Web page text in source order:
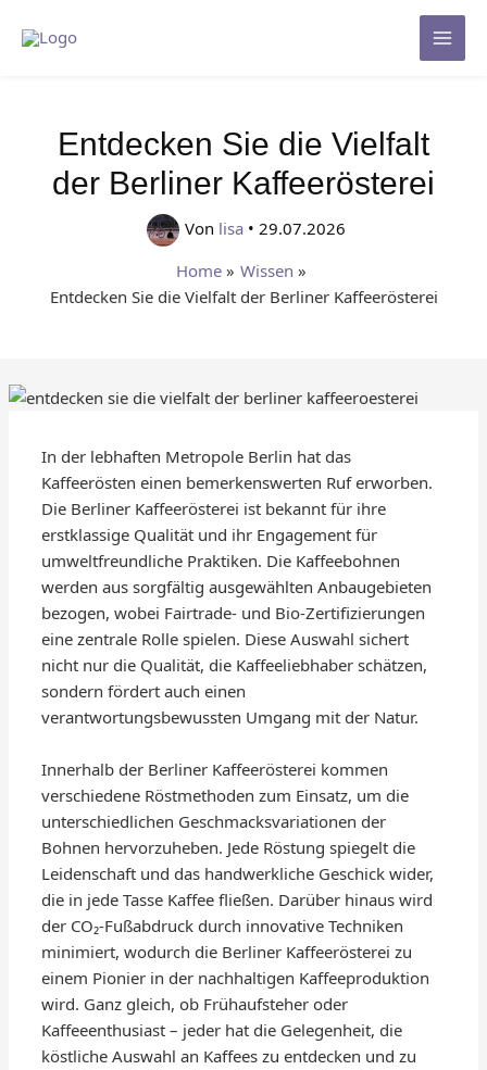
Inhalt
Main
Entdecken Sie die Vielfalt
der Berliner Kaffeerösterei
Von lisa • 29.07.2026
Home
Wissen
Entdecken Sie die Vielfalt der Berliner Kaffeerösterei
In der lebhaften Metropole Berlin hat das
Kaffeerösten einen bemerkenswerten Ruf erworben.
Die Berliner Kaffeerösterei ist bekannt für ihre
erstklassige Qualität und ihr Engagement für
umweltfreundliche Praktiken. Die Kaffeebohnen
werden aus sorgfältig ausgewählten Anbaugebieten
bezogen, wobei Fairtrade- und Bio-Zertifizierungen
eine zentrale Rolle spielen. Diese Auswahl sichert
nicht nur die Qualität, die Kaffeeliebhaber schätzen,
sondern fördert auch einen
verantwortungsbewussten Umgang mit der Natur.
Innerhalb der Berliner Kaffeerösterei kommen
verschiedene Röstmethoden zum Einsatz, um die
unterschiedlichen Geschmacksvariationen der
Bohnen hervorzuheben. Jede Röstung spiegelt die
Leidenschaft und das handwerkliche Geschick wider,
die in jede Tasse Kaffee fließen. Darüber hinaus wird
der CO₂-Fußabdruck durch innovative Techniken
minimiert, wodurch die Berliner Kaffeerösterei zu
einem Pionier in der nachhaltigen Kaffeeproduktion
wird. Ganz gleich, ob Frühaufsteher oder
Kaffeeenthusiast – jeder hat die Gelegenheit, die
köstliche Auswahl an Kaffees zu entdecken und zu